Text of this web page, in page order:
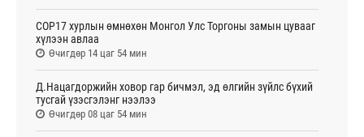
COP17 хурлын өмнөхөн Монгол Улс Торгоны замын цувааг
хүлээн авлаа
Өчигдөр 14 цаг 54 мин
Д.Нацагдоржийн ховор гар бичмэл, эд өлгийн зүйлс бүхий
тусгай үзэсгэлэнг нээлээ
Өчигдөр 08 цаг 54 мин